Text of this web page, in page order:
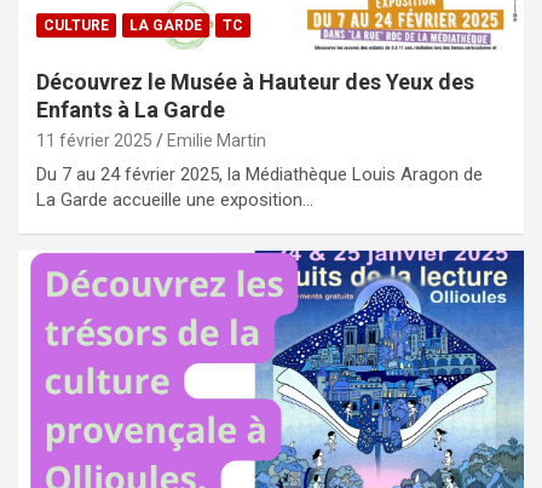
CULTURE LA GARDE TC
Découvrez le Musée à Hauteur des Yeux des
Enfants à La Garde
11 février 2025 Emilie Martin
Du 7 au 24 février 2025, la Médiathèque Louis Aragon de
La Garde accueille une exposition…